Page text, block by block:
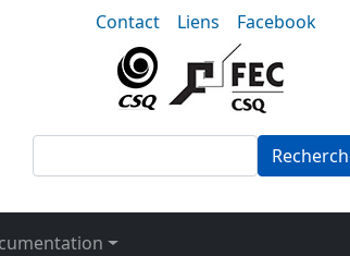
menu-secondaire
Contact Liens Facebook